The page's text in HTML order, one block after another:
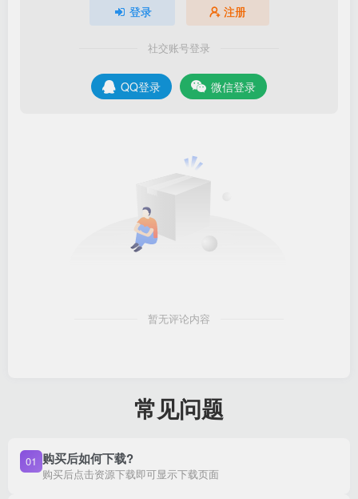
登录 注册
社交账号登录
QQ登录 微信登录
暂无评论内容
常见问题
01 购买后如何下载?
购买后点击资源下载即可显示下载页面